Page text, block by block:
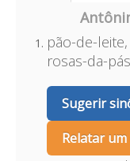
pão-de-
rosas-da-
Sugerir
Relatar